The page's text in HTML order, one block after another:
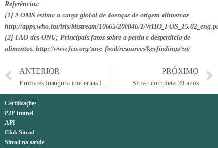
Referências:
[1] A OMS estima a carga global de doenças de origem alimentar
http://apps.who.int/iris/bitstream/10665/200046/1/
[2] FAO das ONU; Principais fatos sobre a perda e desperdício de
alimentos. http://www.fao.org/save-food/resources/keyfindings/en/
ANTERIOR PRÓXIMO
Sitrad completa 20 anos
Certificações
P2P Tunnel
API
Club Sitrad
Sitrad na saúde